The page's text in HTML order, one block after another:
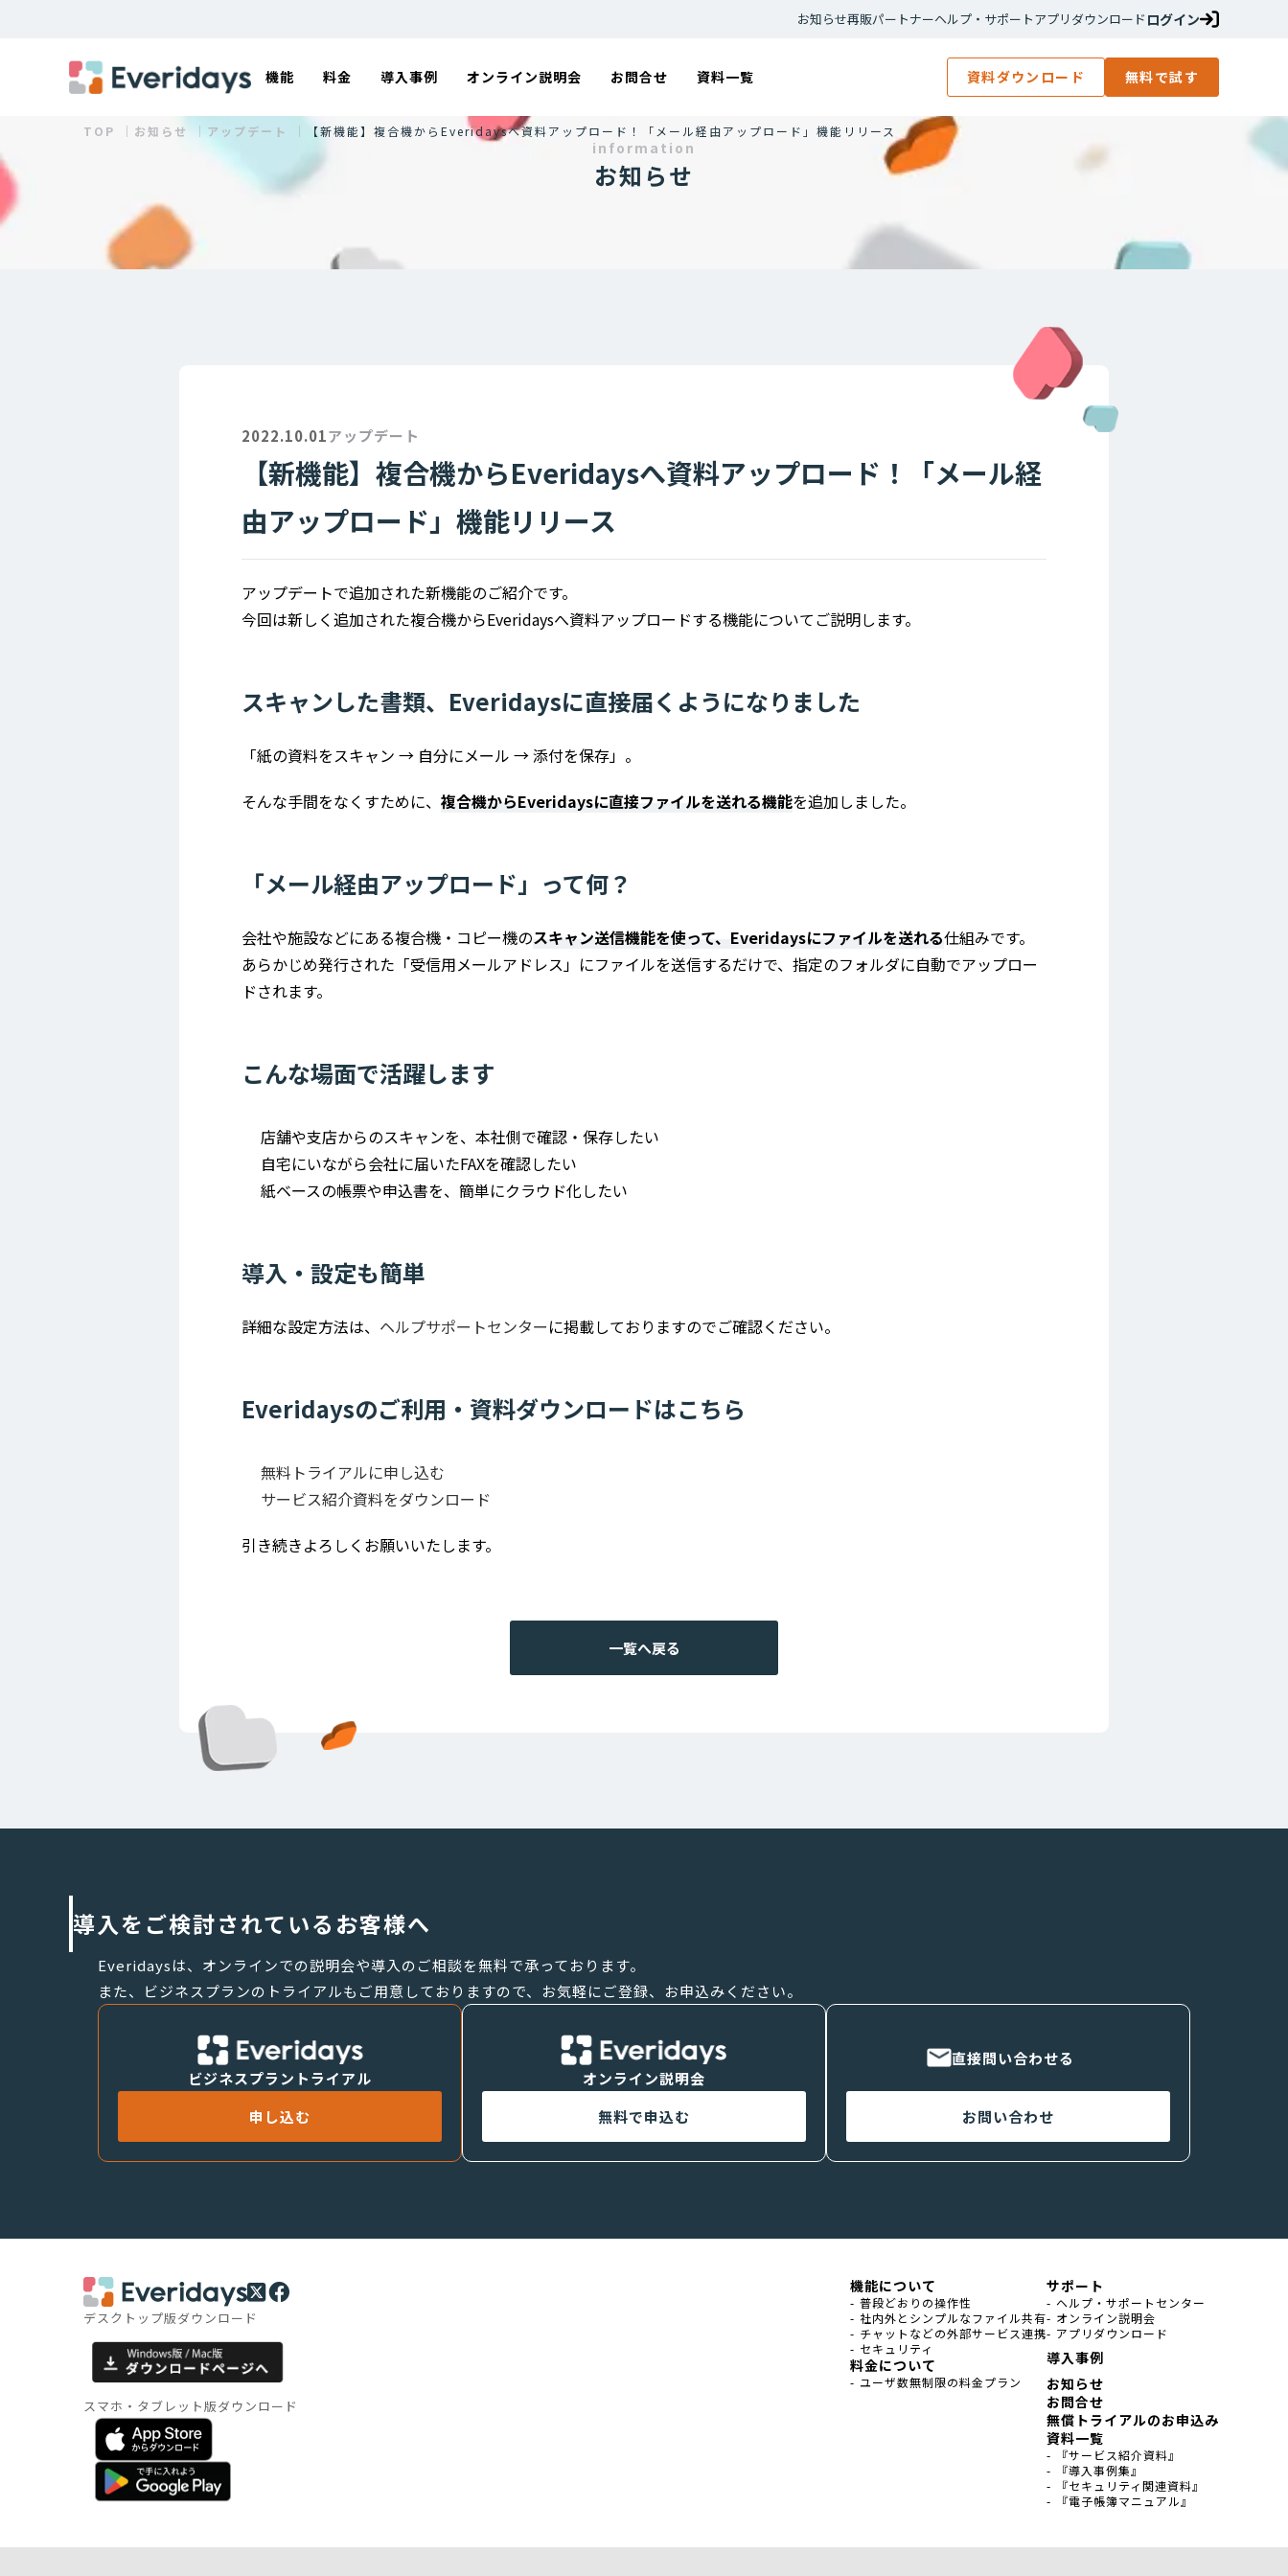
ログイン
アプリダウンロード
ヘルプ・サポート
再販パートナー
お知らせ
機能 料金 導入事例 オンライン説明会 お問合せ 資料一覧 資料ダウンロード 無料で試す
TOP ｜ お知らせ ｜ アップデート ｜ 【新機能】複合機からEveridaysへ資料アップロード！「メール経由アップロード」機能リリース
information
お知らせ
2022.10.01アップデート
【新機能】複合機からEveridaysへ資料アップロード！「メール経
由アップロード」機能リリース
アップデートで追加された新機能のご紹介です。
今回は新しく追加された複合機からEveridaysへ資料アップロードする機能についてご説明します。
スキャンした書類、Everidaysに直接届くようになりました
「紙の資料をスキャン → 自分にメール → 添付を保存」。
そんな手間をなくすために、 複合機からEveridaysに直接ファイルを送れる機能を追加しました。
「メール経由アップロード」って何？
会社や施設などにある複合機・コピー機のスキャン送信機能を使って、Everidaysにファイルを送れる仕組みです。
あらかじめ発行された「受信用メールアドレス」にファイルを送信するだけで、指定のフォルダに自動でアップロー
ドされます。
こんな場面で活躍します
店舗や支店からのスキャンを、本社側で確認・保存したい
自宅にいながら会社に届いたFAXを確認したい
紙ベースの帳票や申込書を、簡単にクラウド化したい
導入・設定も簡単
詳細な設定方法は、 ヘルプサポートセンターに掲載しておりますのでご確認ください。
Everidaysのご利用・資料ダウンロードはこちら
無料トライアルに申し込む
サービス紹介資料をダウンロード
引き続きよろしくお願いいたします。
一覧へ戻る
導入をご検討されているお客様へ
Everidaysは、オンラインでの説明会や導入のご相談を無料で承っております。
また、ビジネスプランのトライアルもご用意しておりますので、お気軽にご登録、お申込みください。
ビジネスプラントライアル
申し込む
オンライン説明会
無料で申込む
直接問い合わせる
お問い合わせ
デスクトップ版ダウンロード
スマホ・タブレット版ダウンロード
機能について
- 普段どおりの操作性
- 社内外とシンプルなファイル共有
- チャットなどの外部サービス連携
- セキュリティ
料金について
- ユーザ数無制限の料金プラン
サポート
- ヘルプ・サポートセンター
- オンライン説明会
- アプリダウンロード
導入事例
お知らせ
お問合せ
無償トライアルのお申込み
資料一覧
- 『サービス紹介資料』
- 『導入事例集』
- 『セキュリティ関連資料』
- 『電子帳簿マニュアル』